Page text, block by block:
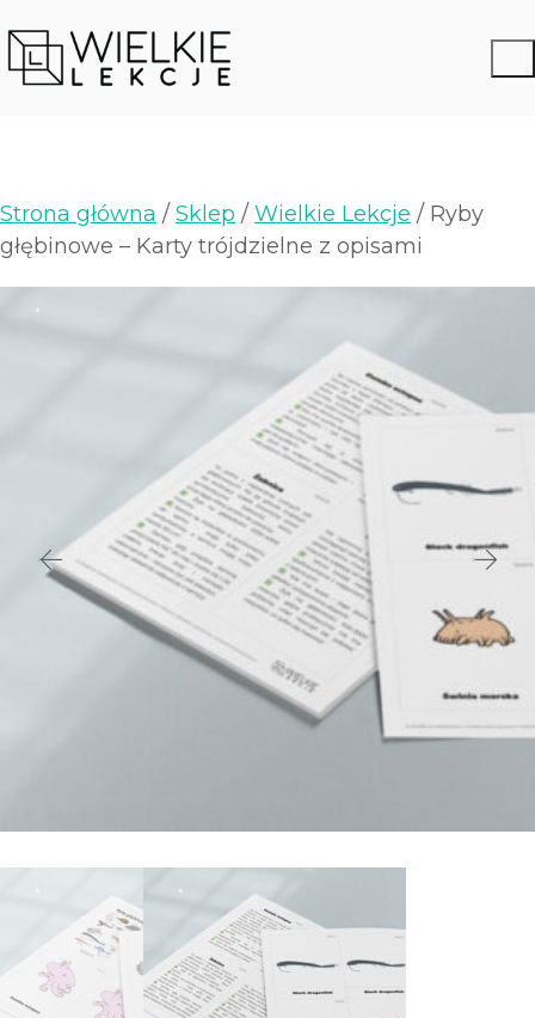
Strona główna / Sklep / Wielkie Lekcje / Ryby
głębinowe – Karty trójdzielne z opisami